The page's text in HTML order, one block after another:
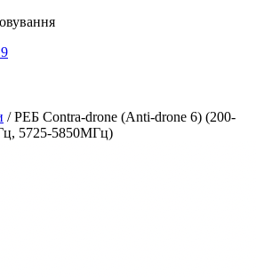
/ РЕБ Contra-drone (Anti-drone 6) (200-
5725-5850МГц)